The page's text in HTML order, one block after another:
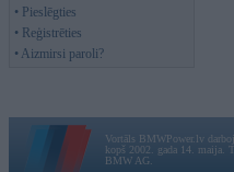
• Pieslēgties
• Reģistrēties
• Aizmirsi paroli?
Vortāls BMWPower.lv
kopš 2002. gada 14. maija.
BMW AG.